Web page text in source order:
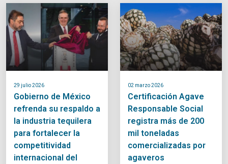
29 julio 2026
Gobierno de México
refrenda su respaldo a
la industria tequilera
para fortalecer la
competitividad
internacional del
02 marzo 2026
Certificación Agave
Responsable Social
registra más de 200
mil toneladas
comercializadas por
agaveros